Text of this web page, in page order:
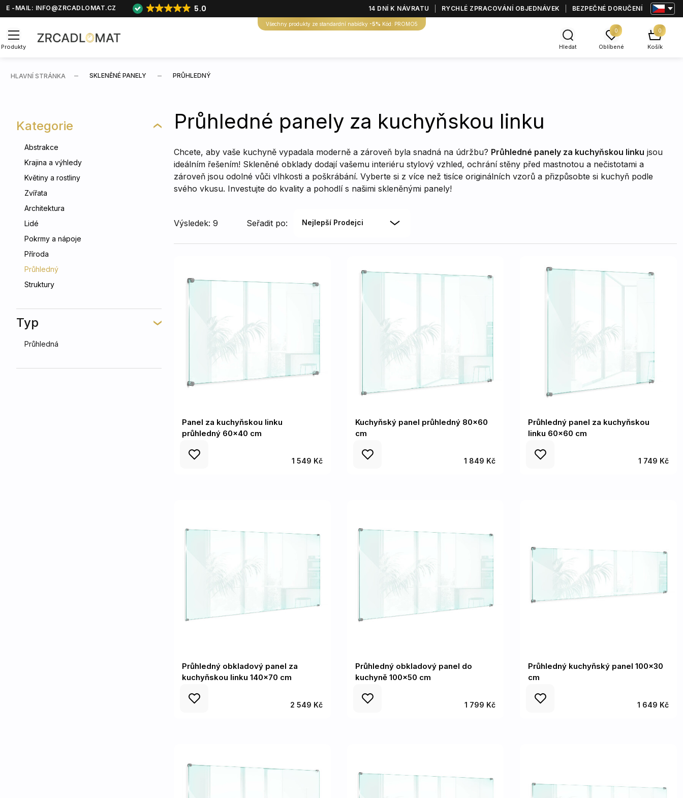
E -MAIL: INFO@ZRCADLOMAT.CZ 5.0 14 DNÍ K NÁVRATU RYCHLÉ ZPRACOVÁNÍ OBJEDNÁVEK BEZPEČNÉ DORUČENÍ
Všechny produkty ze standardní nabídky -5% Kód: PROMO5
Produkty Hledat
0
Oblíbené
0
Košík
HLAVNÍ STRÁNKA SKLENĚNÉ PANELY PRŮHLEDNÝ
Kategorie
Abstrakce
Krajina a výhledy
Květiny a rostliny
Zvířata
Architektura
Lidé
Pokrmy a nápoje
Příroda
Průhledný
Struktury
Typ
Průhledná
Průhledné panely za kuchyňskou linku
Chcete, aby vaše kuchyně vypadala moderně a zároveň byla snadná na údržbu? Průhledné panely za kuchyňskou linku jsou
ideálním řešením! Skleněné obklady dodají vašemu interiéru stylový vzhled, ochrání stěny před mastnotou a nečistotami a
zároveň jsou odolné vůči vlhkosti a poškrábání. Vyberte si z více než tisíce originálních vzorů a přizpůsobte si kuchyň podle
svého vkusu. Investujte do kvality a pohodlí s našimi skleněnými panely!
Výsledek: 9 Seřadit po: Nejlepší Prodejci
Panel za kuchyňskou linku
průhledný 60x40 cm
1 549 Kč
Kuchyňský panel průhledný 80x60
cm
1 849 Kč
Průhledný panel za kuchyňskou
linku 60x60 cm
1 749 Kč
Průhledný obkladový panel za
kuchyňskou linku 140x70 cm
2 549 Kč
Průhledný obkladový panel do
kuchyně 100x50 cm
1 799 Kč
Průhledný kuchyňský panel 100x30
cm
1 649 Kč